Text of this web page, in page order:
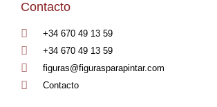
Contacto
+34 670 49 13 59
+34 670 49 13 59
figuras@figurasparapintar.com
Contacto